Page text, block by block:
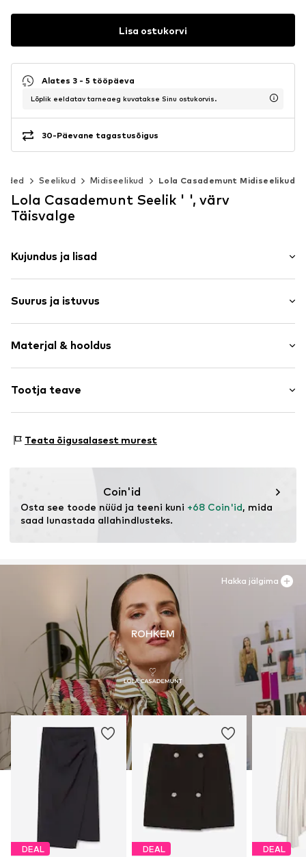
Lisa ostukorvi
Alates 3 - 5 tööpäeva
Lõplik eeldatav tarneaeg kuvatakse Sinu ostukorvis.
30-Päevane tagastusõigus
Seelikud Midiseelikud Lola Casademunt Midiseelikud
Lola Casademunt Seelik ' ', värv
Täisvalge
Kujundus ja lisad
Viskoos
A-lõikeline seelik
Tepitud ääris
Tõmblukk
Suurus ja istuvus
Istuvus: Normaalne tegumood
Materjal & hooldus
Materjal: 88% Viskoos, 12% Elastaan
Tootja teave
75001 PARIS
Teata õigusalasest murest
Coin'id
Osta see toode nüüd ja teeni kuni +68 Coin'id, mida
saad lunastada allahindlusteks.
ROHKEM
DEAL DEAL DEAL
Hakka jälgima